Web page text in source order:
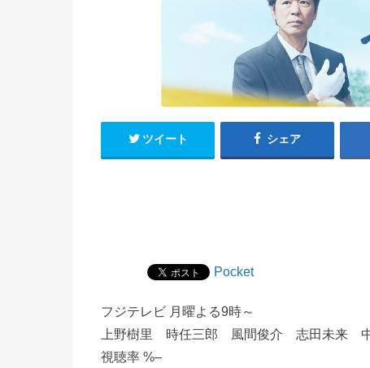
ツイート シェア
Pocket
フジテレビ 月曜よる9時～
上野樹里 時任三郎 風間俊介 志田未来
視聴率 %–